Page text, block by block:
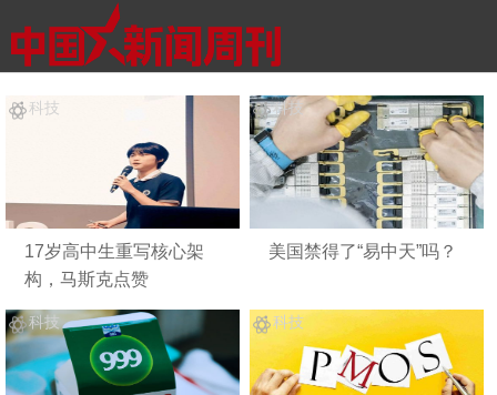
17岁高中生重写核心架
构，马斯克点赞
科技
美国禁得了“易中天”吗？
科技
科技 科技